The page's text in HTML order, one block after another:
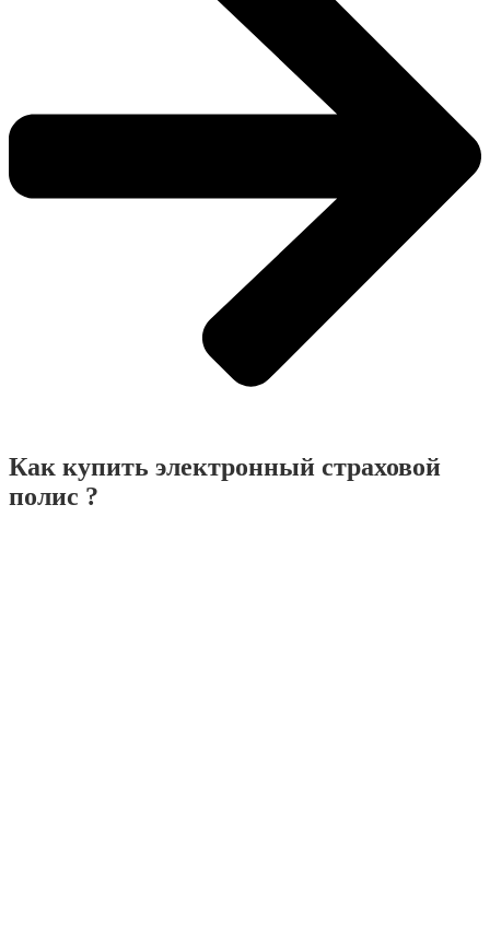
Как купить электронный страховой
полис ?